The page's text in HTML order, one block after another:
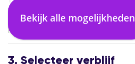
Athene (ATH)
03:20
Brussel Zaventem (BRU)
Bekijk alle mogelijkheden
3. Selecteer verblijf